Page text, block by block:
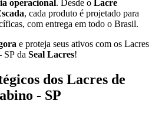
operacional. Desde o Lacre
, cada produto é projetado para
com entrega em todo o Brasil.
e proteja seus ativos com os Lacres
SP da Seal Lacres!
dos Lacres de
- SP